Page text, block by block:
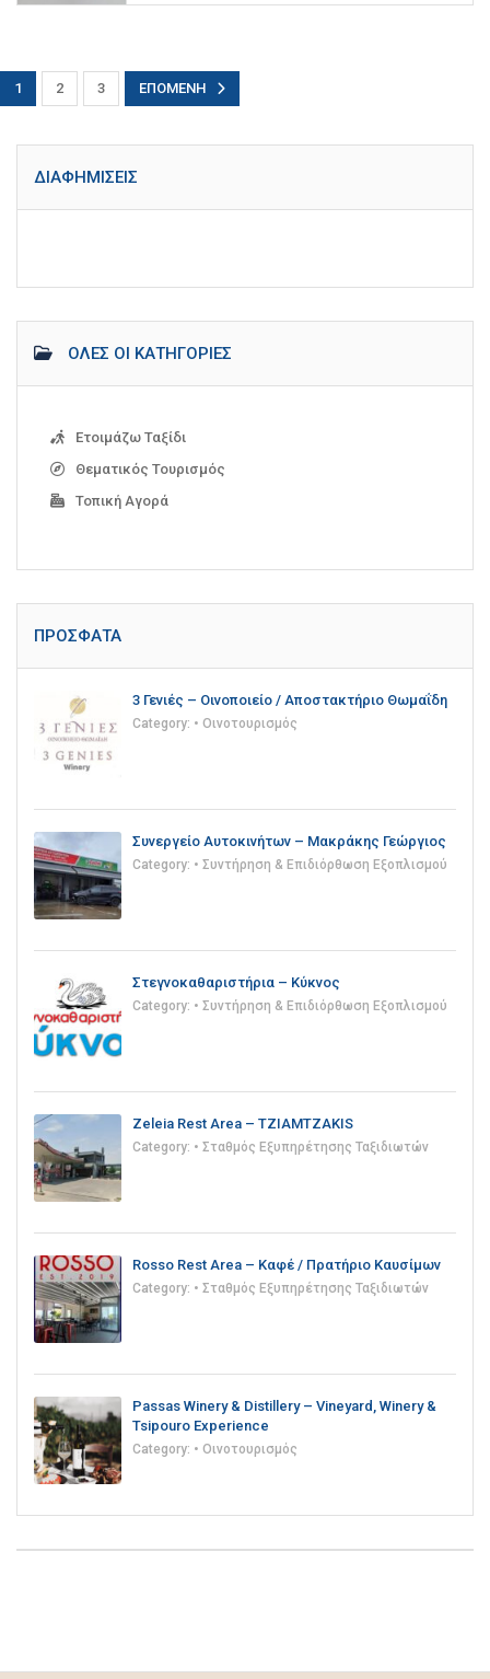
1 2 3 ΕΠΌΜΕΝΗ
ΔΙΑΦΗΜΊΣΕΙΣ
ΌΛΕΣ ΟΙ ΚΑΤΗΓΟΡΊΕΣ
Ετοιμάζω Ταξίδι
Θεματικός Τουρισμός
Τοπική Αγορά
ΠΡΌΣΦΑΤΑ
3 Γενιές – Οινοποιείο / Αποστακτήριο Θωμαΐδη
Category: • Οινοτουρισμός
Συνεργείο Αυτοκινήτων – Μακράκης Γεώργιος
Category: • Συντήρηση & Επιδιόρθωση Εξοπλισμού
Στεγνοκαθαριστήρια – Κύκνος
Category: • Συντήρηση & Επιδιόρθωση Εξοπλισμού
Zeleia Rest Area – TZIAMTZAKIS
Category: • Σταθμός Εξυπηρέτησης Ταξιδιωτών
Rosso Rest Area – Καφέ / Πρατήριο Καυσίμων
Category: • Σταθμός Εξυπηρέτησης Ταξιδιωτών
Passas Winery & Distillery – Vineyard, Winery &
Tsipouro Experience
Category: • Οινοτουρισμός